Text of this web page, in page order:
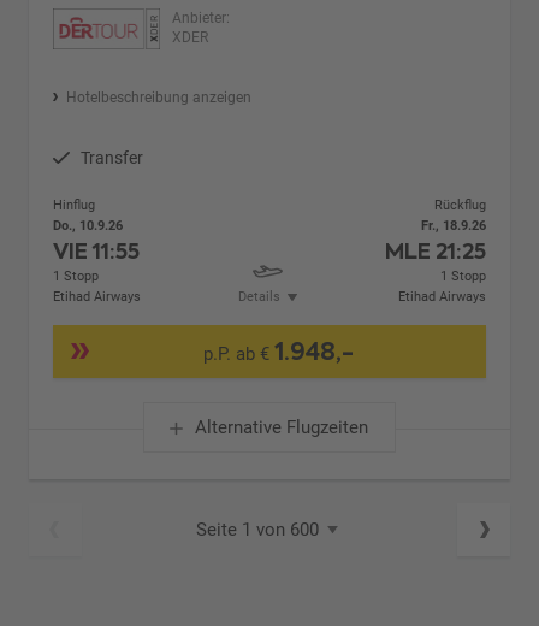
Anbieter:
XDER
Hotelbeschreibung anzeigen
Transfer
Hinflug
Do., 10.9.26
VIE11:55
1 Stopp
Etihad Airways
Details
Rückflug
Fr., 18.9.26
MLE 21:25
1 Stopp
Etihad Airways
p.P. ab € 1.948,-
Alternative Flugzeiten
Seite 1 von 600